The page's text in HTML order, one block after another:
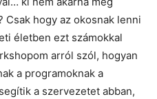
hogy az okosnak lenni
életben ezt számokkal
arról szól, hogyan
a programoknak a
a szervezetet abban,